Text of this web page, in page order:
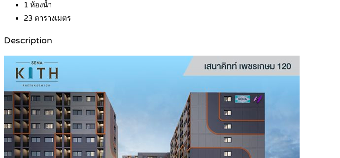
1 ห้องน้ำ
23 ตารางเมตร
Description